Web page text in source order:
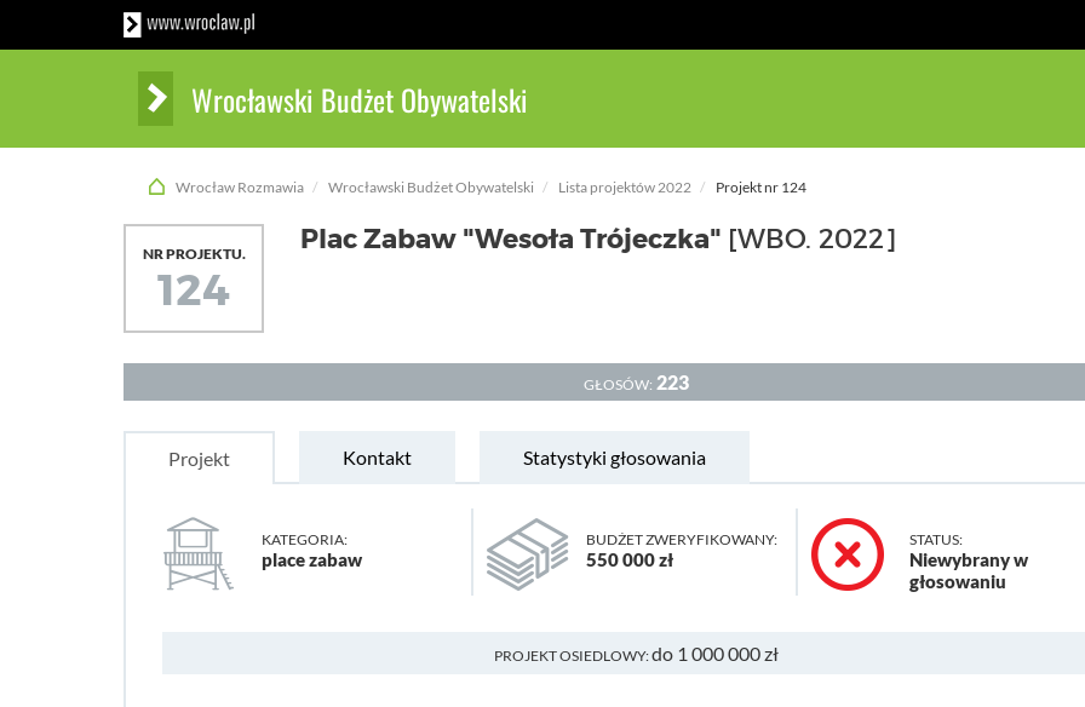
Wrocławski Budżet Obywatelski
Wrocław Rozmawia Wrocławski Budżet Obywatelski Lista projektów 2022 Projekt nr 124
NR PROJEKTU.
124
Plac Zabaw "Wesoła Trójeczka" [WBO. 2022]
GŁOSÓW: 223
Projekt Kontakt Statystyki głosowania
KATEGORIA:
place zabaw
BUDŻET ZWERYFIKOWANY:
550 000 zł
STATUS:
Niewybrany w
głosowaniu
PROJEKT OSIEDLOWY:do 1 000 000 zł